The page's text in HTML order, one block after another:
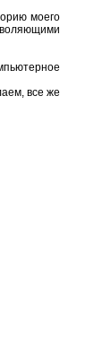
моего
все же